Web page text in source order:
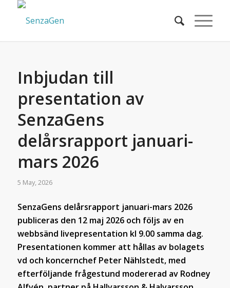
Inbjudan till
presentation av
SenzaGens
delårsrapport januari-
mars 2026
5 May, 2026
SenzaGens delårsrapport januari-mars 2026
publiceras den 12 maj 2026 och följs av en
webbsänd livepresentation kl 9.00 samma dag.
Presentationen kommer att hållas av bolagets
vd och koncernchef Peter Nählstedt, med
efterföljande frågestund modererad av Rodney